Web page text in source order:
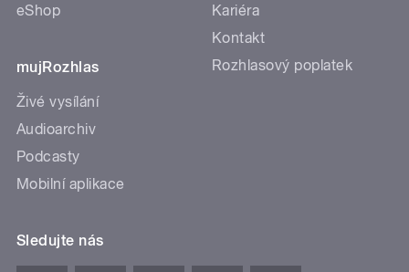
eShop
mujRozhlas
Živé vysílání
Audioarchiv
Podcasty
Mobilní aplikace
Kariéra
Kontakt
Rozhlasový poplatek
Sledujte nás